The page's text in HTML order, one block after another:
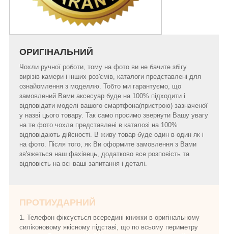
ОРИГІНАЛЬНИЙ
Чохли ручної роботи, тому на фото ви не бачите збігу
вирізів камери і інших роз'ємів, каталоги представлені для
ознайомлення з моделлю. Тобто ми гарантуємо, що
замовлений Вами аксесуар буде на 100% підходити і
відповідати моделі вашого смартфона(пристрою) зазначеної
у назві цього товару. Так само просимо звернути Вашу увагу
на те фото чохла представлені в каталозі на 100%
відповідають дійсності. В живу товар буде один в один як і
на фото. Після того, як Ви оформите замовлення з Вами
зв'яжеться наш фахівець, додатково все розповість та
відповість на всі ваші запитання і деталі.
ПРОТИУДАРНИЙ
1. Телефон фіксується всередині книжки в оригінальному
силіконовому якісному підставі, що по всьому периметру